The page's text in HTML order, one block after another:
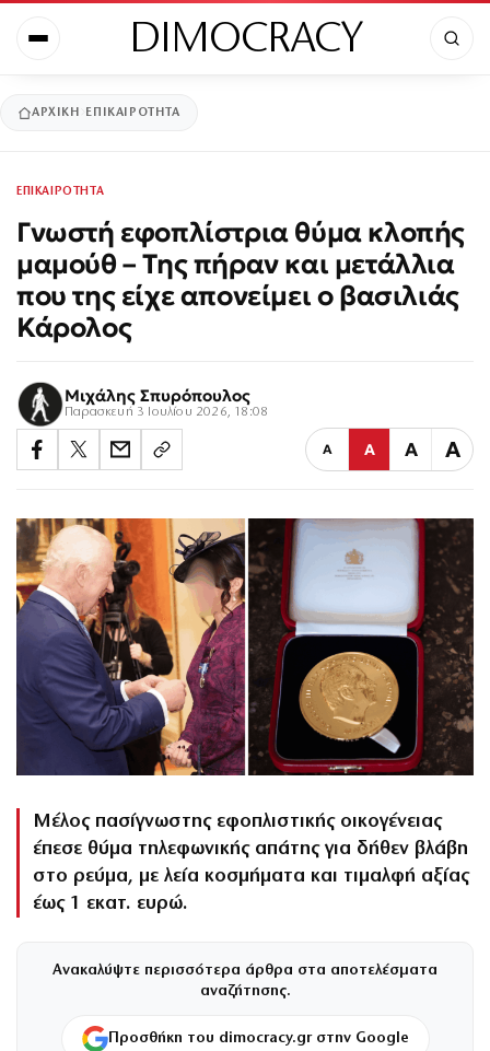
DIMOCRACY
ΑΡΧΙΚΉ ΕΠΙΚΑΙΡΟΤΗΤΑ
ΕΠΙΚΑΙΡΟΤΗΤΑ
Γνωστή εφοπλίστρια θύμα κλοπής
μαμούθ – Της πήραν και μετάλλια
που της είχε απονείμει ο βασιλιάς
Κάρολος
Μιχάλης Σπυρόπουλος
Παρασκευή 3 Ιουλίου 2026, 18:08
Α Α Α Α
Μέλος πασίγνωστης εφοπλιστικής οικογένειας
έπεσε θύμα τηλεφωνικής απάτης για δήθεν βλάβη
στο ρεύμα, με λεία κοσμήματα και τιμαλφή αξίας
έως 1 εκατ. ευρώ.
Ανακαλύψτε περισσότερα άρθρα στα αποτελέσματα
αναζήτησης.
Προσθήκη του dimocracy.gr στην Google